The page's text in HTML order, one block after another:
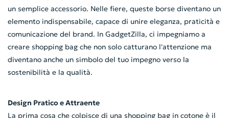
un semplice accessorio. Nelle fiere, queste borse diventano un
elemento indispensabile, capace di unire eleganza, praticità e
comunicazione del brand. In GadgetZilla, ci impegniamo a
creare shopping bag che non solo catturano l'attenzione ma
diventano anche un simbolo del tuo impegno verso la
sostenibilità e la qualità.
Design Pratico e Attraente
La prima cosa che colpisce di una shopping bag in cotone è il